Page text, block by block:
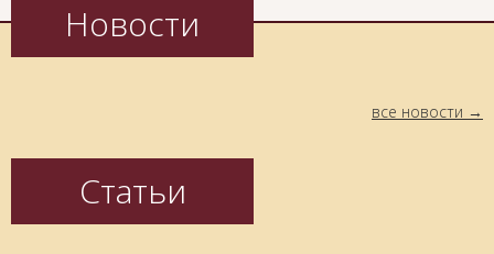
Новости
все новости
Статьи